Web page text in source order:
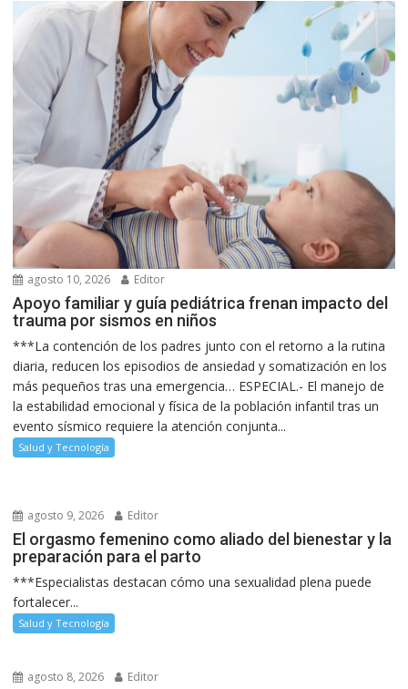
agosto 10, 2026 Editor
Apoyo familiar y guía pediátrica frenan impacto del
trauma por sismos en niños
***La contención de los padres junto con el retorno a la rutina
diaria, reducen los episodios de ansiedad y somatización en los
más pequeños tras una emergencia… ESPECIAL.- El manejo de
la estabilidad emocional y física de la población infantil tras un
evento sísmico requiere la atención conjunta...
Salud y Tecnología
agosto 9, 2026 Editor
El orgasmo femenino como aliado del bienestar y la
preparación para el parto
***Especialistas destacan cómo una sexualidad plena puede
fortalecer...
Salud y Tecnología
agosto 8, 2026 Editor